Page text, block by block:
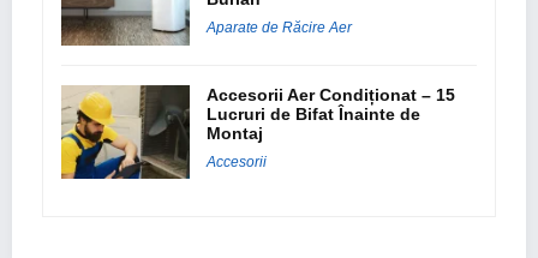
Aparate de Răcire Aer
Accesorii Aer Condiționat – 15
Lucruri de Bifat Înainte de
Montaj
Accesorii